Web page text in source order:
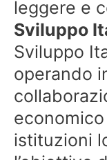
leggere e
Sviluppo
Sviluppo
operando
istituzioni